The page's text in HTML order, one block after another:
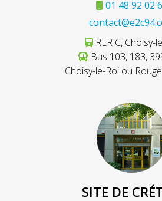
01 48 92 02
RER C, Choisy-
Bus 103, 183,
Choisy-le-Roi ou
SITE DE